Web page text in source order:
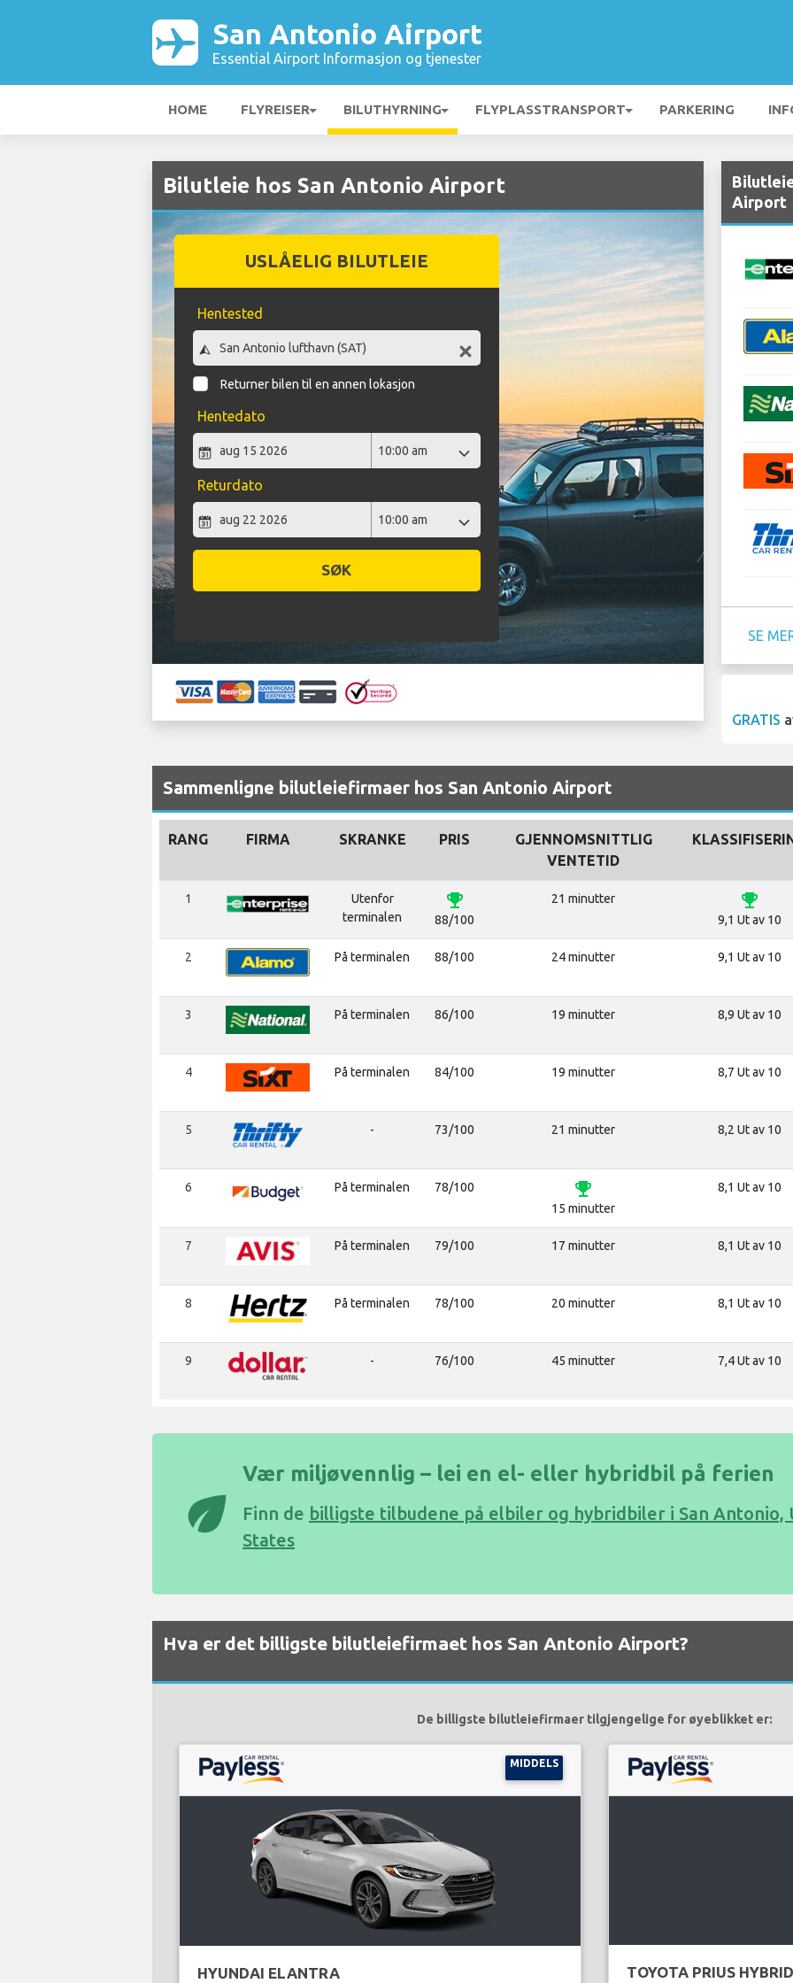
San Antonio Airport
Essential Airport Informasjon og tjenester
HOME FLYREISER BILUTHYRNING FLYPLASSTRANSPORT PARKERING
Bilutleie hos San Antonio Airport
USLÅELIG BILUTLEIE
Hentested
Returner bilen til en annen lokasjon
Hentedato
Returdato
SØK
Airport
SE
GRATIS
Sammenligne bilutleiefirmaer hos San Antonio Airport
RANG FIRMA SKRANKE PRIS
GJENNOMSNITTLIG
VENTETID
1
Utenfor
terminalen
emoji_events
88/100
21 minutter emoji_events
9,1 Ut av 10
2 På terminalen 88/100 24 minutter 9,1 Ut av 10
3 På terminalen 86/100 19 minutter 8,9 Ut av 10
4 På terminalen 84/100 19 minutter 8,7 Ut av 10
5 - 73/100 21 minutter 8,2 Ut av 10
6 På terminalen 78/100 emoji_events
15 minutter
8,1 Ut av 10
7 På terminalen 79/100 17 minutter 8,1 Ut av 10
8 På terminalen 78/100 20 minutter 8,1 Ut av 10
9 - 76/100 45 minutter 7,4 Ut av 10
eco
Vær miljøvennlig – lei en el- eller hybridbil på ferien
Finn de billigste tilbudene på elbiler og hybridbiler i San Antonio,
States
Hva er det billigste bilutleiefirmaet hos San Antonio Airport?
De billigste bilutleiefirmaer tilgjengelige for øyeblikket er:
MIDDELS
HYUNDAI ELANTRA TOYOTA PRIUS HYBRID